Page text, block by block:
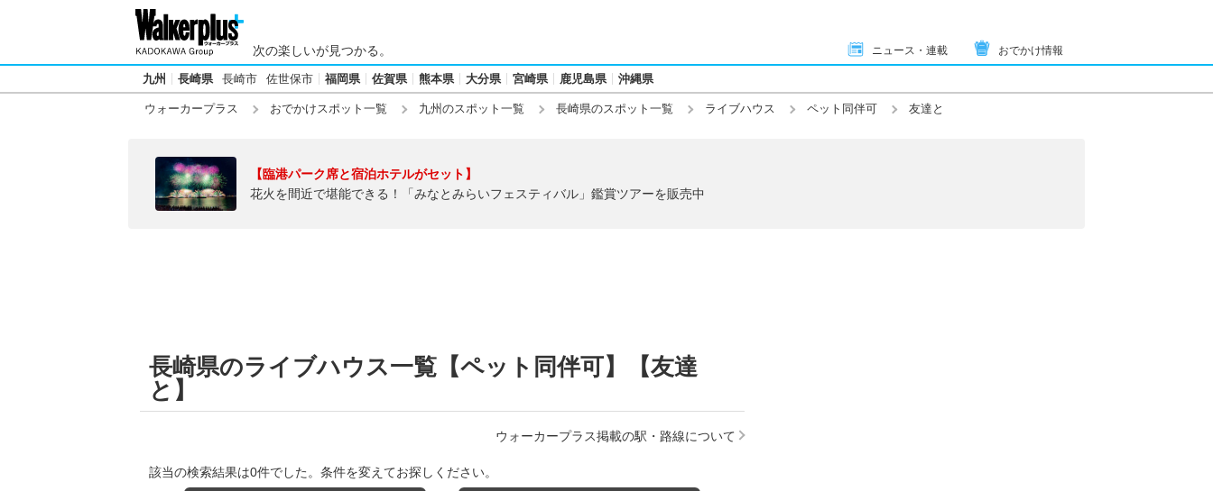
次の楽しいが見つかる。 ニュース・連載 おでかけ情報
九州 長崎県 長崎市 佐世保市 福岡県 佐賀県 熊本県 大分県 宮崎県 鹿児島県 沖縄県
ウォーカープラス おでかけスポット一覧 九州のスポット一覧 長崎県のスポット一覧 ライブハウス ペット同伴可 友達と
【臨港パーク席と宿泊ホテルがセット】
花火を間近で堪能できる！「みなとみらいフェスティバル」鑑賞ツアーを販売中
長崎県のライブハウス一覧【ペット同伴可】【友達
と】
ウォーカープラス掲載の駅・路線について
該当の検索結果は0件でした。条件を変えてお探しください。